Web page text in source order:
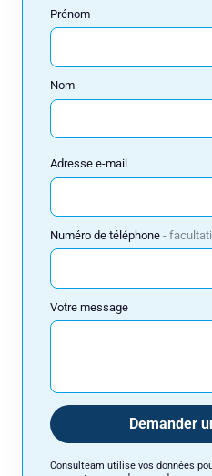
Prénom
Nom
Adresse e-mail
Numéro de téléphone
Votre message
Demander
Consulteam utilise vos données
Votre message
votre accord, vous adresser ses
notre politique de confidentialité.